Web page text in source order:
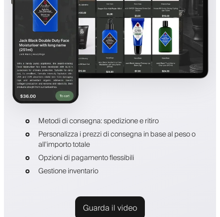
Metodi di consegna: spedizione e ritiro
Personalizza i prezzi di consegna in base al peso o
all'importo totale
Opzioni di pagamento flessibili
Gestione inventario
Guarda il video